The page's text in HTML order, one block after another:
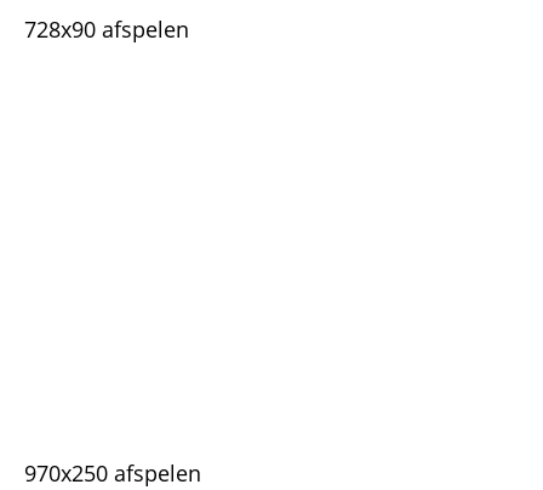
728x90 afspelen
970x250 afspelen